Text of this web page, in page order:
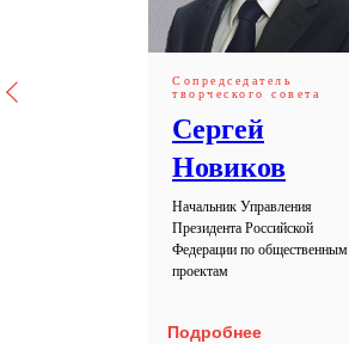
Сопредседатель
творческого совета
Сергей
Новиков
Начальник Управления
Президента Российской
Федерации по общественным
проектам
Подробнее